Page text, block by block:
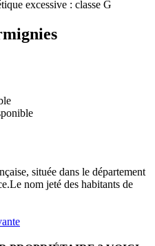
excessive : classe G
située dans le département
nom jeté des habitants de